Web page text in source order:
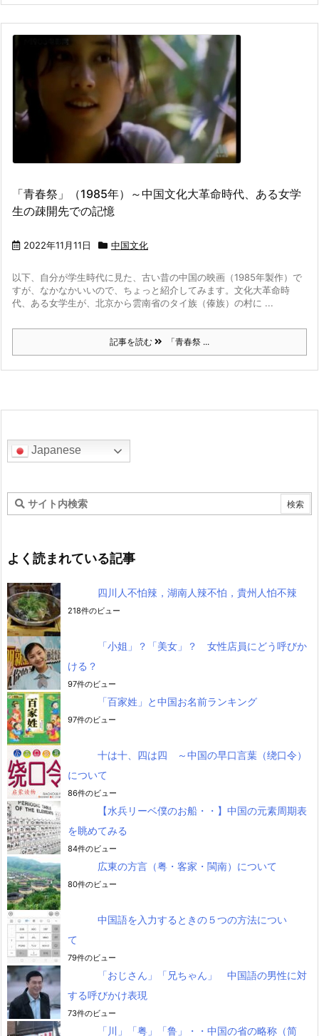
「青春祭」（1985年）～中国文化大革命時代、ある女学
生の疎開先での記憶
2022年11月11日 中国文化
以下、自分が学生時代に見た、古い昔の中国の映画（1985年製作）で
すが、なかなかいいので、ちょっと紹介してみます。 文化大革命時
代、ある女学生が、北京から雲南省のタイ族（傣族）の村に ...
記事を読む 「青春祭 ...
Japanese
よく読まれている記事
四川人不怕辣，湖南人辣不怕，貴州人怕不辣
218件のビュー
「小姐」？「美女」？ 女性店員にどう呼びか
ける？
97件のビュー
「百家姓」と中国お名前ランキング
97件のビュー
十は十、四は四 ～中国の早口言葉（绕口令）
について
86件のビュー
【水兵リーベ僕のお船・・】中国の元素周期表
を眺めてみる
84件のビュー
広東の方言（粤・客家・閩南）について
80件のビュー
中国語を入力するときの５つの方法につい
て
79件のビュー
「おじさん」「兄ちゃん」 中国語の男性に対
する呼びかけ表現
73件のビュー
「川」「粤」「鲁」・・中国の省の略称（简